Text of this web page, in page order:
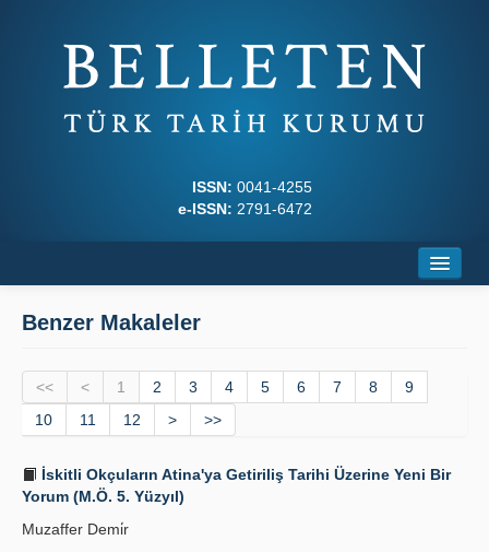
ISSN: 0041-4255
e-ISSN: 2791-6472
Dergi Kurulları
Yazım Kuralları
İlkeler
Benzer Makaleler
<< < 1 2 3 4 5 6 7 8
9
10
11 12 > >>
İskitli Okçuların Atina'ya Getiriliş Tarihi Üzerine Yeni Bir
Yorum (M.Ö. 5. Yüzyıl)
Muzaffer Demi̇r